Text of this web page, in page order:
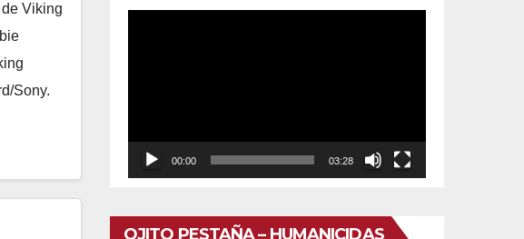
Viking
Sony.
00:00 03:28
OJITO PESTAÑA – HUMANICIDAS